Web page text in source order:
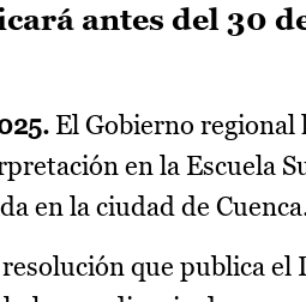
antes del 30
El Gobierno regional
en la Escuela
en la ciudad de
que publica